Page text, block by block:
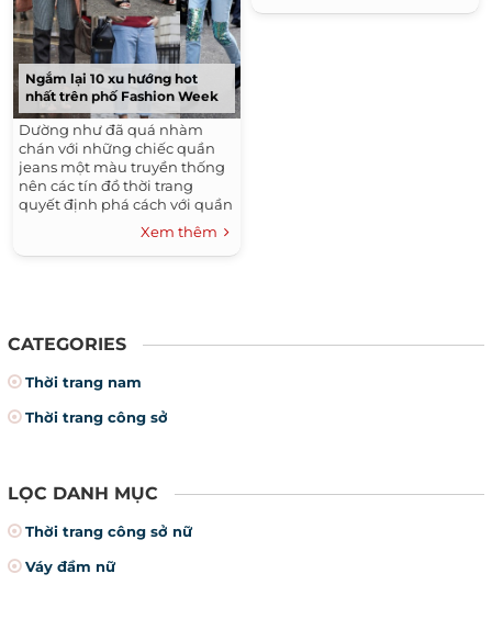
Ngắm lại 10 xu hướng hot
nhất trên phố Fashion Week
Dường như đã quá nhàm
chán với những chiếc quần
jeans một màu truyền thống
nên các tín đồ thời trang
quyết định phá cách với quần
jeans chắp vá. Đây cũng là ý
tưởng để các cô nàng đam
mê thời trang 'tái chế' cho
Xem thêm
CATEGORIES
Thời trang nam
Thời trang công sở
LỌC DANH MỤC
Thời trang công sở nữ
Váy đầm nữ